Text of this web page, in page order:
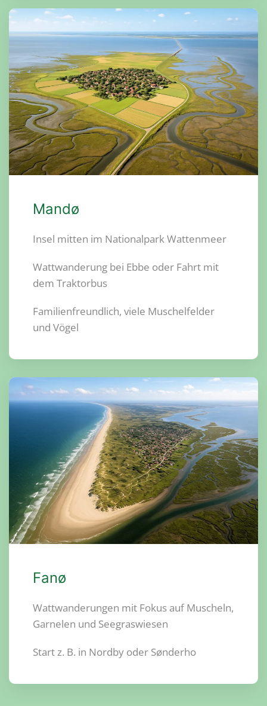
Mandø
Insel mitten im Nationalpark Wattenmeer
Wattwanderung bei Ebbe oder Fahrt mit
dem Traktorbus
Familienfreundlich, viele Muschelfelder
und Vögel
Fanø
Wattwanderungen mit Fokus auf Muscheln,
Garnelen und Seegraswiesen
Start z. B. in Nordby oder Sønderho